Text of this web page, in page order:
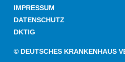
© DEUTSCHES KRANKENHAUS
IMPRESSUM
DATENSCHUTZ
DKTIG